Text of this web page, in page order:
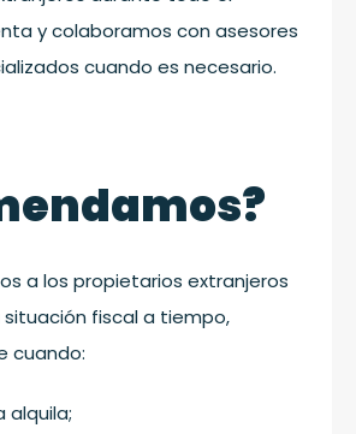
y colaboramos con asesores
cuando es necesario.
a los propietarios extranjeros
situación fiscal a tiempo,
cuando:
alquila;